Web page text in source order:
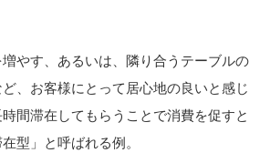
やす、あるいは、隣り合うテーブルの
、お客様にとって居心地の良いと感じ
間滞在してもらうことで消費を促すと
型」と呼ばれる例。